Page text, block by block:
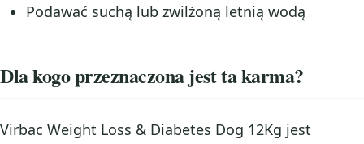
Podawać suchą lub zwilżoną letnią wodą
Dla kogo przeznaczona jest ta karma?
Virbac Weight Loss & Diabetes Dog 12Kg jest